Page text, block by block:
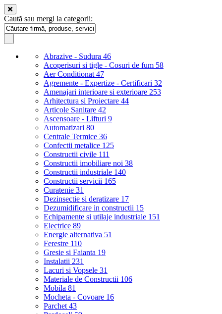
Caută sau mergi la categorii:
Abrazive - Sudura 46
Acoperisuri si tigle - Cosuri de fum 58
Aer Conditionat 47
Agremente - Expertize - Certificari 32
Amenajari interioare si exterioare 253
Arhitectura si Proiectare 44
Articole Sanitare 42
Ascensoare - Lifturi 9
Automatizari 80
Centrale Termice 36
Confectii metalice 125
Constructii civile 111
Constructii imobiliare noi 38
Constructii industriale 140
Constructii servicii 165
Curatenie 31
Dezinsectie si deratizare 17
Dezumidificare in constructii 15
Echipamente si utilaje industriale 151
Electrice 89
Energie alternativa 51
Ferestre 110
Gresie si Faianta 19
Instalatii 231
Lacuri si Vopsele 31
Materiale de Constructii 106
Mobila 81
Mocheta - Covoare 16
Parchet 43